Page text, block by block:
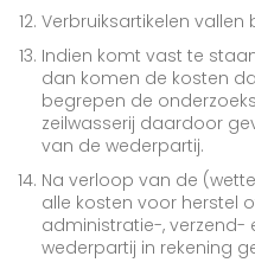
Verbruiksartikelen vallen
Indien komt vast te
dan komen de kosten
begrepen de
zeilwasserij daardoor
van de wederpartij.
Na verloop van de
alle kosten voor herstel
administratie-, verzend-
wederpartij in rekening